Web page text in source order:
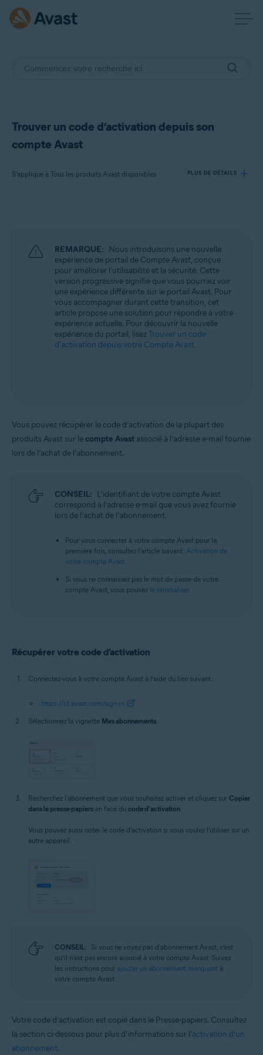
Trouver un code d’activation depuis son
compte Avast
S’applique à Tous les produits Avast disponibles PLUS DE DÉTAILS
Systèmes d'exploitation:
Tous les systèmes d’exploitation pris en charge
REMARQUE: Nous introduisons une nouvelle
expérience de portail de Compte Avast, conçue
pour améliorer l'utilisabilité et la sécurité. Cette
version progressive signifie que vous pourriez voir
une expérience différente sur le portail Avast. Pour
vous accompagner durant cette transition, cet
article propose une solution pour répondre à votre
expérience actuelle. Pour découvrir la nouvelle
expérience du portail, lisezTrouver un code
d'activation depuis votre Compte Avast.
Vous pouvez récupérer le code d’activation de la plupart des
produits Avast sur lecompte Avast associé à l’adresse e-mail fournie
lors de l’achat de l’abonnement.
CONSEIL: L’identifiant de votre compte Avast
correspond à l’adresse e-mail que vous avez fournie
lors de l’achat de l’abonnement.
Pour vous connecter à votre compte Avast pour la
première fois, consultez l’article suivant : Activation de
votre compte Avast.
Si vous ne connaissez pas le mot de passe de votre
compte Avast, vous pouvez le réinitialiser.
Récupérer votre code d’activation
Connectez-vous à votre compte Avast à l’aide du lien suivant :
https://id.avast.com/sign-in
Sélectionnez la vignette Mes abonnements.
Recherchez l'abonnement que vous souhaitez activer et cliquez sur Copier
dans le presse-papiers en face du code d'activation
Vous pouvez aussi noter le code d'activation si vous voulez l'utiliser sur un
autre appareil.
CONSEIL:
Si vous ne voyez pas d’abonnement Avast, c’est
qu’il n’est pas encore associé à votre compte Avast. Suivez
les instructions pour ajouter un abonnement manquant à
votre compte Avast.
Votre code d’activation est copié dans le Presse-papiers. Consultez
la section ci-dessous pour plus d’informations sur l’activation d’un
abonnement.